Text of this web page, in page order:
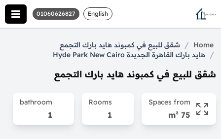
English
01060626827
Home
/ شقق للبيع في كمبوند هايد بارك التجمع
/ هايد بارك القاهرة الجديدة Hyde Park New Cairo
شقق للبيع في كمبوند هايد بارك التجمع
Spaces from
75 m²
Rooms
1
bathroom
1